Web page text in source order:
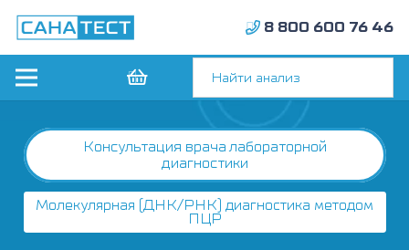
8 800 600 76 46
Консультация врача лабораторной
диагностики
Молекулярная (ДНК/РНК) диагностика методом
ПЦР